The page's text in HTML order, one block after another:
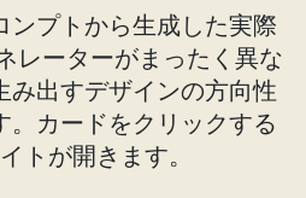
ンプトから生成した実際
レーターがまったく異な
み出すデザインの方向性
。カードをクリックする
トが開きます。